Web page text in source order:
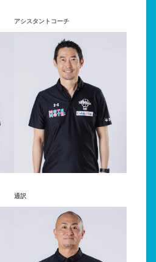
アシスタントコーチ
通訳